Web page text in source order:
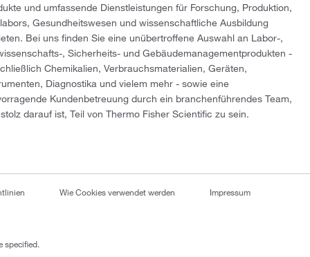
und umfassende Dienstleistungen für Forschung, Produktion,
Gesundheitswesen und wissenschaftliche Ausbildung
Bei uns finden Sie eine unübertroffene Auswahl an Labor-,
, Sicherheits- und Gebäudemanagementprodukten -
Chemikalien, Verbrauchsmaterialien, Geräten,
Diagnostika und vielem mehr - sowie eine
Kundenbetreuung durch ein branchenführendes Team,
darauf ist, Teil von Thermo Fisher Scientific zu sein.
Wie Cookies verwendet werden Impressum
specified.